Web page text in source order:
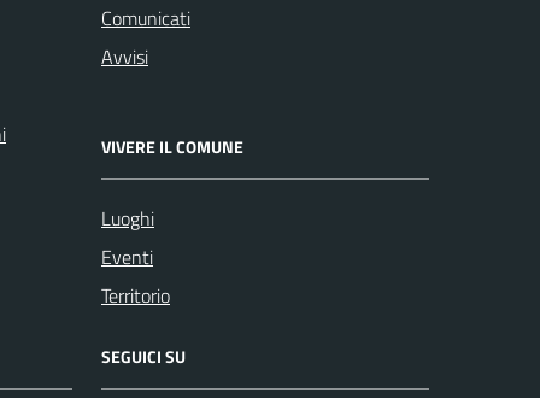
Comunicati
Avvisi
VIVERE IL COMUNE
Luoghi
Eventi
Territorio
SEGUICI SU